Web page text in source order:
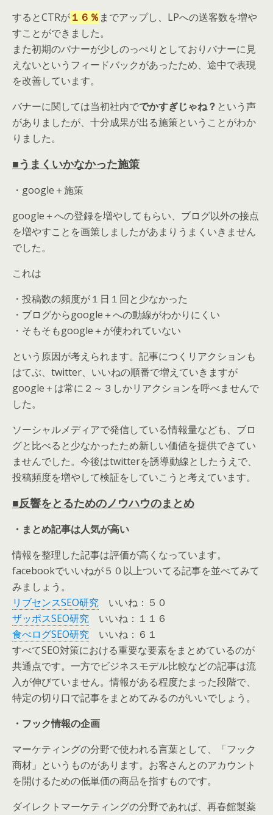
するとCTRが１６％ までアップし、LPへの送客数を増や
すことができました。
また初期のバナーが少しのっぺりとしておりバナーに見
えないというフィードバックがあったため、途中で表現
を改善しています。
バナーに関しては当初社内ででかすぎじゃね？ という声
がありましたが、十分成果が出る施策ということがわか
りました。
■うまくいかなかった施策
・google＋施策
google＋への登録を増やしてもらい、ブログ以外の接点
を増やすことを画策しましたがあまりうまくいきません
でした。
これは
・投稿数の頻度が１日１回と少なかった
・ブログからgoogle＋への動線がわかりにくい
・そもそもgoogle＋が使われていない
という原因が考えられます。記事につくリアクションも
はてぶ、twitter、いいねの順番で増えていきますが
google＋は常に２～３しかリアクションを呼べませんで
した。
ソーシャルメディアで発信している情報量なども、ブロ
グと比べると少なかったため新しい価値を提供できてい
ませんでした。今後はtwitterを誘導動線としたうえで、
投稿頻度を増やして検証をしていこうと考えています。
■反響をとるためのノウハウのまとめ
・まとめ記事は人気が高い
情報を整理した記事は評価が高くなっています。
facebookでいいねが５０以上ついてる記事を並べてみて
みましょう。
リブセンスSEO研究 いいね：５０
ザッポスSEO研究 いいね：１１６
食べログSEO研究 いいね：６１
すべてSEO対策における重要な要素をまとめているのが
共通点です。一方でビジネスモデル比較などの記事は流
入が伸びていません。情報がある程度たまった段階で、
特定の切り口で記事をまとめてみるのがいいでしょう。
・フック情報の企画
マーケティングの分野で使われる言葉として、「フック
商材」というものがあります。お客さんとのアカウント
を開けるための低単価の商品を指すものです。
ダイレクトマーケティングの分野であれば、再春館製薬